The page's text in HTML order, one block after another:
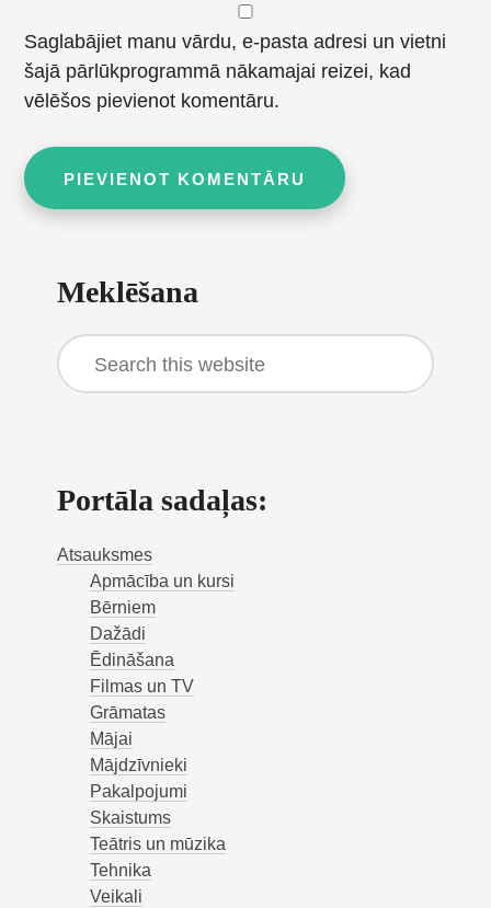
Saglabājiet manu vārdu, e-pasta adresi un vietni
šajā pārlūkprogrammā nākamajai reizei, kad
vēlēšos pievienot komentāru.
Sidebar
Meklēšana
Search
this
website
Portāla sadaļas:
Atsauksmes
Apmācība un kursi
Bērniem
Dažādi
Ēdināšana
Filmas un TV
Grāmatas
Mājai
Mājdzīvnieki
Pakalpojumi
Skaistums
Teātris un mūzika
Tehnika
Veikali